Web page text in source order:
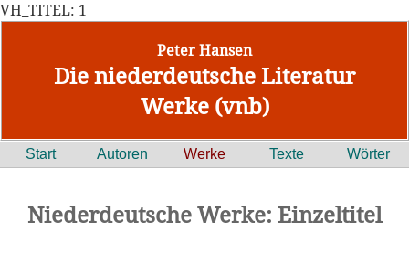
VH_TITEL: 1
Peter Hansen
Die niederdeutsche Literatur
Werke (vnb)
Start Autoren Werke Texte Wörter
Niederdeutsche Werke: Einzeltitel